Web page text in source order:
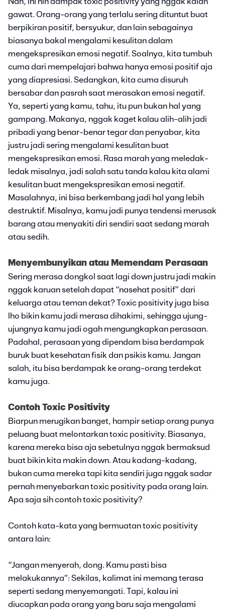
gawat. Orang-orang yang terlalu sering dituntut buat
berpikiran positif, bersyukur, dan lain sebagainya
biasanya bakal mengalami kesulitan dalam
mengekspresikan emosi negatif. Soalnya, kita tumbuh
cuma dari mempelajari bahwa hanya emosi positif aja
yang diapresiasi. Sedangkan, kita cuma disuruh
bersabar dan pasrah saat merasakan emosi negatif.
Ya, seperti yang kamu, tahu, itu pun bukan hal yang
gampang. Makanya, nggak kaget kalau alih-alih jadi
pribadi yang benar-benar tegar dan penyabar, kita
justru jadi sering mengalami kesulitan buat
mengekspresikan emosi. Rasa marah yang meledak-
ledak misalnya, jadi salah satu tanda kalau kita alami
kesulitan buat mengekspresikan emosi negatif.
Masalahnya, ini bisa berkembang jadi hal yang lebih
destruktif. Misalnya, kamu jadi punya tendensi merusak
barang atau menyakiti diri sendiri saat sedang marah
atau sedih.
Menyembunyikan atau Memendam Perasaan
Sering merasa dongkol saat lagi down justru jadi makin
nggak karuan setelah dapat “nasehat positif” dari
keluarga atau teman dekat? Toxic positivity juga bisa
lho bikin kamu jadi merasa dihakimi, sehingga ujung-
ujungnya kamu jadi ogah mengungkapkan perasaan.
Padahal, perasaan yang dipendam bisa berdampak
buruk buat kesehatan fisik dan psikis kamu. Jangan
salah, itu bisa berdampak ke orang-orang terdekat
kamu juga.
Contoh Toxic Positivity
Biarpun merugikan banget, hampir setiap orang punya
peluang buat melontarkan toxic positivity. Biasanya,
karena mereka bisa aja sebetulnya nggak bermaksud
buat bikin kita makin down. Atau kadang-kadang,
bukan cuma mereka tapi kita sendiri juga nggak sadar
pernah menyebarkan toxic positivity pada orang lain.
Apa saja sih contoh toxic positivity?
Contoh kata-kata yang bermuatan toxic positivity
antara lain:
“Jangan menyerah, dong. Kamu pasti bisa
melakukannya”: Sekilas, kalimat ini memang terasa
seperti sedang menyemangati. Tapi, kalau ini
diucapkan pada orang yang baru saja mengalami